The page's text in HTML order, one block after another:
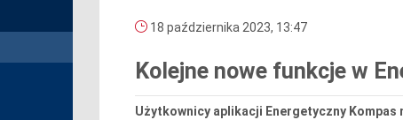
18 października 2023, 13:47
Kolejne nowe funkcje w
Użytkownicy aplikacji Energetyczny